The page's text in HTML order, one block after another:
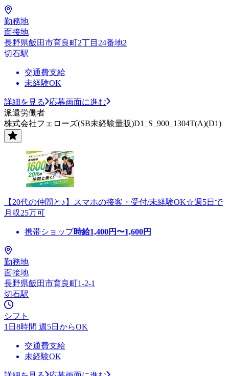
勤務地
面接地
長野県飯田市育良町2丁目24番地2
切石駅
交通費支給
未経験OK
詳細を見る
応募画面に進む
派遣労働者
株式会社フェローズ(SB未経験量販)D1_S_900_1304T(A)(D1)
【20代の仲間と♪】スマホの接客・受付/未経験OK☆週5日で
月収25万可
携帯ショップ時給1,400円〜1,600円
勤務地
面接地
長野県飯田市育良町1-2-1
切石駅
シフト
1日8時間 週5日からOK
交通費支給
未経験OK